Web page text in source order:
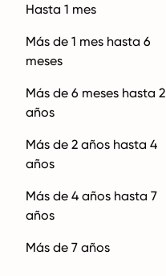
Hasta 1 mes
Más de 1 mes hasta 6
meses
Más de 6 meses hasta 2
años
Más de 2 años hasta 4
años
Más de 4 años hasta 7
años
Más de 7 años